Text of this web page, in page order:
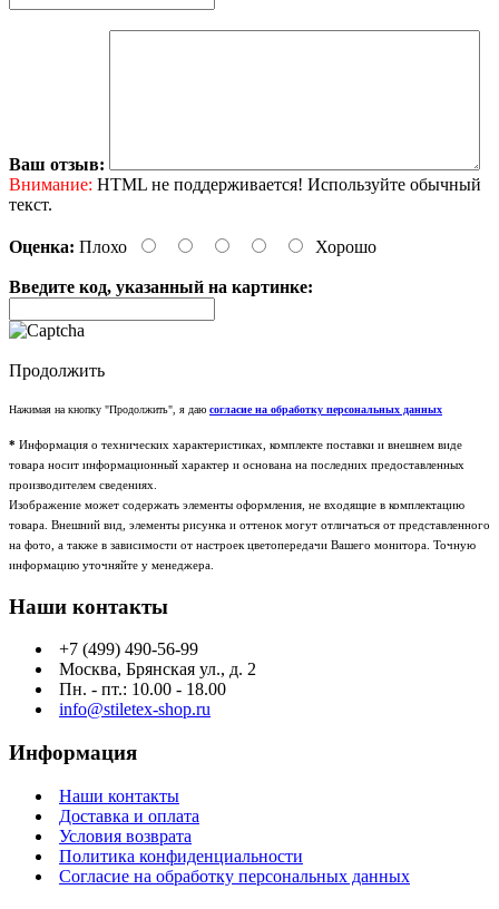
Ваш отзыв:
Внимание: HTML не поддерживается! Используйте обычный
текст.
Оценка: Плохо Хорошо
Введите код, указанный на картинке:
Продолжить
Нажимая на кнопку "Продолжить", я даю согласие на обработку персональных данных
* Информация о технических характеристиках, комплекте поставки и внешнем виде
товара носит информационный характер и основана на последних предоставленных
производителем сведениях.
Изображение может содержать элементы оформления, не входящие в комплектацию
товара. Внешний вид, элементы рисунка и оттенок могут отличаться от представленного
на фото, а также в зависимости от настроек цветопередачи Вашего монитора. Точную
информацию уточняйте у менеджера.
Наши контакты
+7 (499) 490-56-99
Москва, Брянская ул., д. 2
Пн. - пт.: 10.00 - 18.00
info@stiletex-shop.ru
Информация
Наши контакты
Доставка и оплата
Условия возврата
Политика конфиденциальности
Согласие на обработку персональных данных